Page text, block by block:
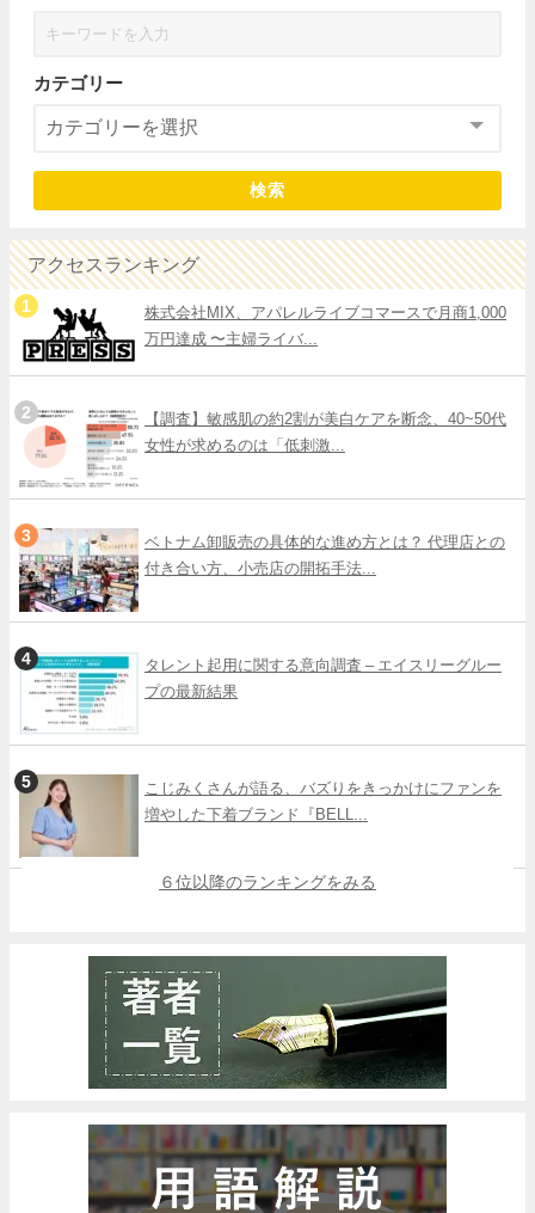
カテゴリー
検索
アクセスランキング
株式会社MIX、アパレルライブコマースで月商1,000
万円達成 〜主婦ライバ...
【調査】敏感肌の約2割が美白ケアを断念、40~50代
女性が求めるのは「低刺激...
ベトナム卸販売の具体的な進め方とは？ 代理店との
付き合い方、小売店の開拓手法...
タレント起用に関する意向調査 – エイスリーグルー
プの最新結果
こじみくさんが語る、バズりをきっかけにファンを
増やした下着ブランド『BELL...
６位以降のランキングをみる